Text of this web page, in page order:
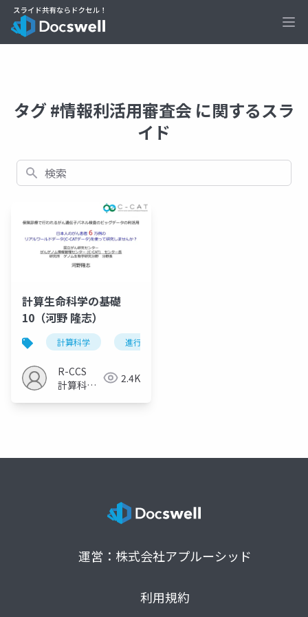
タグ #情報利活用審査会 に関するスラ
イド
検索
計算生命科学の基礎
10（河野 隆志）
計算科学 進行固形がん
R-CCS
計算科学
2.4K
運営：株式会社アプルーシッド
利用規約